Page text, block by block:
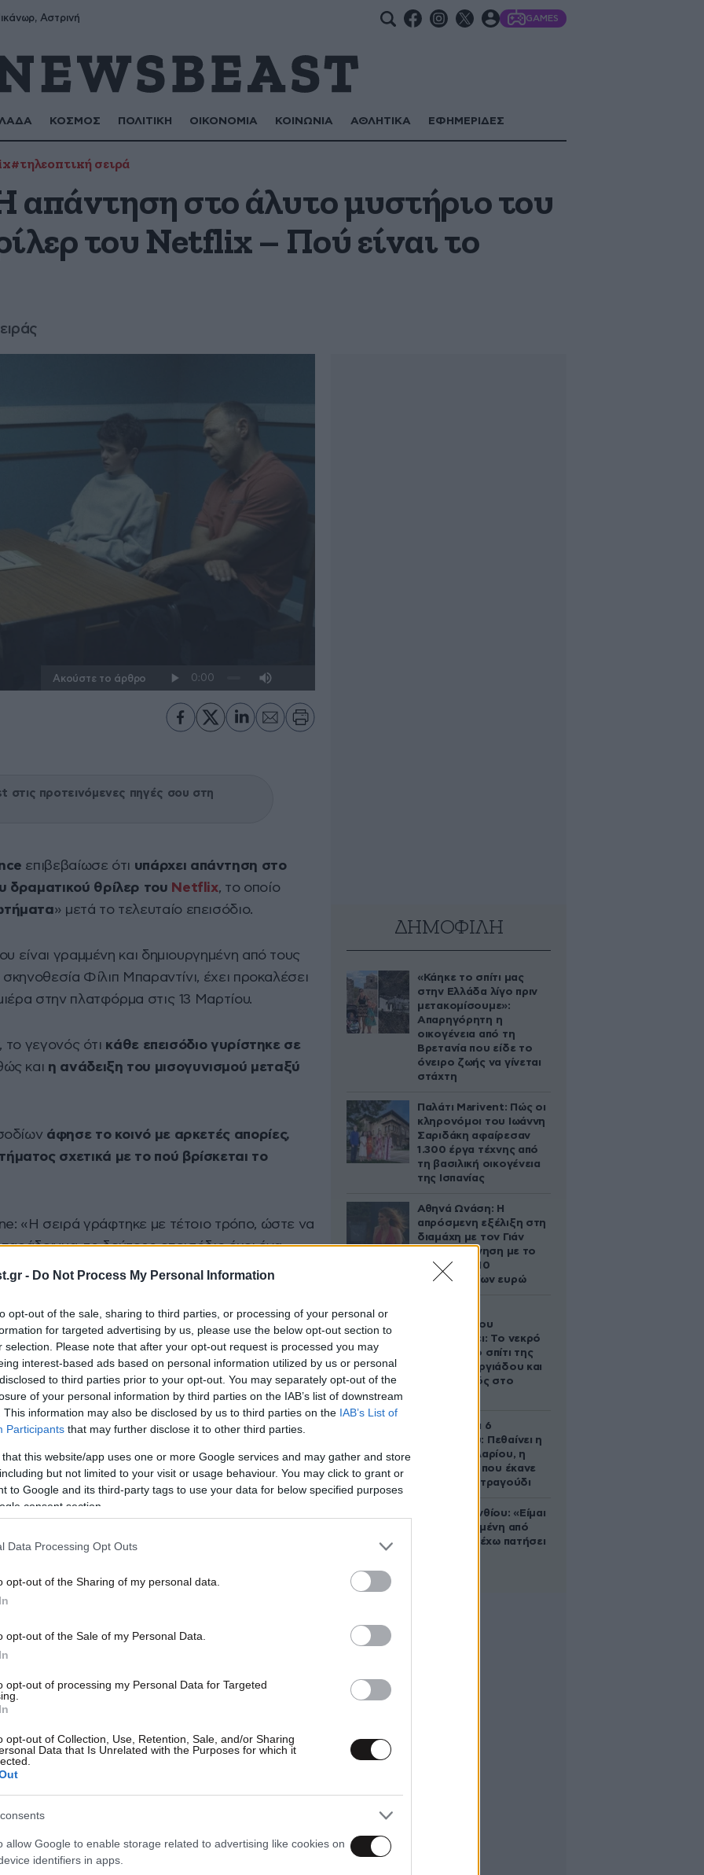
- Do Not Process My Personal Information
opt-out of the sale, sharing to third parties, or processing of your personal or
for targeted advertising by us, please use the below opt-out section to
selection. Please note that after your opt-out request is processed you may
interest-based ads based on personal information utilized by us or personal
to third parties prior to your opt-out. You may separately opt-out of the
of your personal information by third parties on the IAB’s list of downstream
This information may also be disclosed by us to third parties on the IAB’s List of
Participants that may further disclose it to other third parties.
that this website/app uses one or more Google services and may gather and store
but not limited to your visit or usage behaviour. You may click to grant or
to Google and its third-party tags to use your data for below specified purposes
consent section.
Data Processing Opt Outs
opt-out of the Sharing of my personal data.
opt-out of the Sale of my Personal Data.
opt-out of processing my Personal Data for Targeted
opt-out of Collection, Use, Retention, Sale, and/or Sharing
Data that Is Unrelated with the Purposes for which it
allow Google to enable storage related to advertising like cookies on
identifiers in apps.
Αστρινή GAMES
ΚΟΣΜΟΣ ΠΟΛΙΤΙΚΗ ΟΙΚΟΝΟΜΙΑ ΚΟΙΝΩΝΙΑ ΑΘΛΗΤΙΚΑ ΕΦΗΜΕΡΙΔΕΣ
#τηλεοπτική σειρά
απάντηση στο άλυτο μυστήριο του
του Netflix – Πού είναι το
Ακούστε το άρθρο
στις προτεινόμενες πηγές σου στη
επιβεβαίωσε ότι υπάρχει απάντηση στο
δραματικού θρίλερ του Netflix, το οποίο
» μετά το τελευταίο επεισόδιο.
είναι γραμμένη και δημιουργημένη από τους
Φίλιπ Μπαραντίνι, έχει προκαλέσει
στην πλατφόρμα στις 13 Μαρτίου.
το γεγονός ότι κάθε επεισόδιο γυρίστηκε σε
και η ανάδειξη του μισογυνισμού μεταξύ
άφησε το κοινό με αρκετές απορίες,
σχετικά με το πού βρίσκεται το
«Η σειρά γράφτηκε με τέτοιο τρόπο, ώστε να
το δεύτερο επεισόδιο έχει ένα
μαχαίρι; Αυτός είναι ο λόγος που ο
Γουόλτερς) βρίσκεται εκεί. Δεν μπορούμε να
Θα μπορούσα να το συμπεριλάβω σε
αλλά θα φαινόταν μη αυθεντικό και
ρυθμό που ακολουθούμε ως δραματουργοί.
για το τι θα συμβεί, καθώς αυτές είναι
συνηθίσει να βλέπουμε δραματικές
η σειρά μέσω της τεχνικής του
αυτές τις προσδοκίες με διαφορετικό τρόπο».
του μαθητή Τζέιμι, ο οποίος
συμμαθήτριάς του.
ΔΗΜΟΦΙΛΗ
«Κάηκε το σπίτι μας
στην Ελλάδα λίγο πριν
μετακομίσουμε»:
Απαρηγόρητη η
οικογένεια από τη
Βρετανία που είδε το
όνειρο ζωής να γίνεται
στάχτη
Παλάτι Marivent: Πώς οι
κληρονόμοι του Ιωάννη
Σαριδάκη αφαίρεσαν
1.300 έργα τέχνης από
τη βασιλική οικογένεια
της Ισπανίας
Αθηνά Ωνάση: Η
απρόσμενη εξέλιξη στη
διαμάχη με τον Γιάν
Τοπς – Η κίνηση με το
άλογο των 10
εκατομμυρίων ευρώ
Τζώρτζογλου
αποκαλύπτει: Το νεκρό
έμβρυο στο σπίτι της
Μαρίας Γεωργιάδου και
ο εγκλεισμός στο
Σαν σήμερα 6
Αυγούστου: Πεθαίνει η
Ρίτα Σακελλαρίου, η
λαϊκή ντίβα που έκανε
τη ζωή της τραγούδι
Μαρία Κορινθίου: «Είμαι
πιο ευτυχισμένη από
ποτέ – Ναι, έχω πατήσει